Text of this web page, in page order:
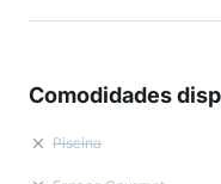
Comodidades
Piscina